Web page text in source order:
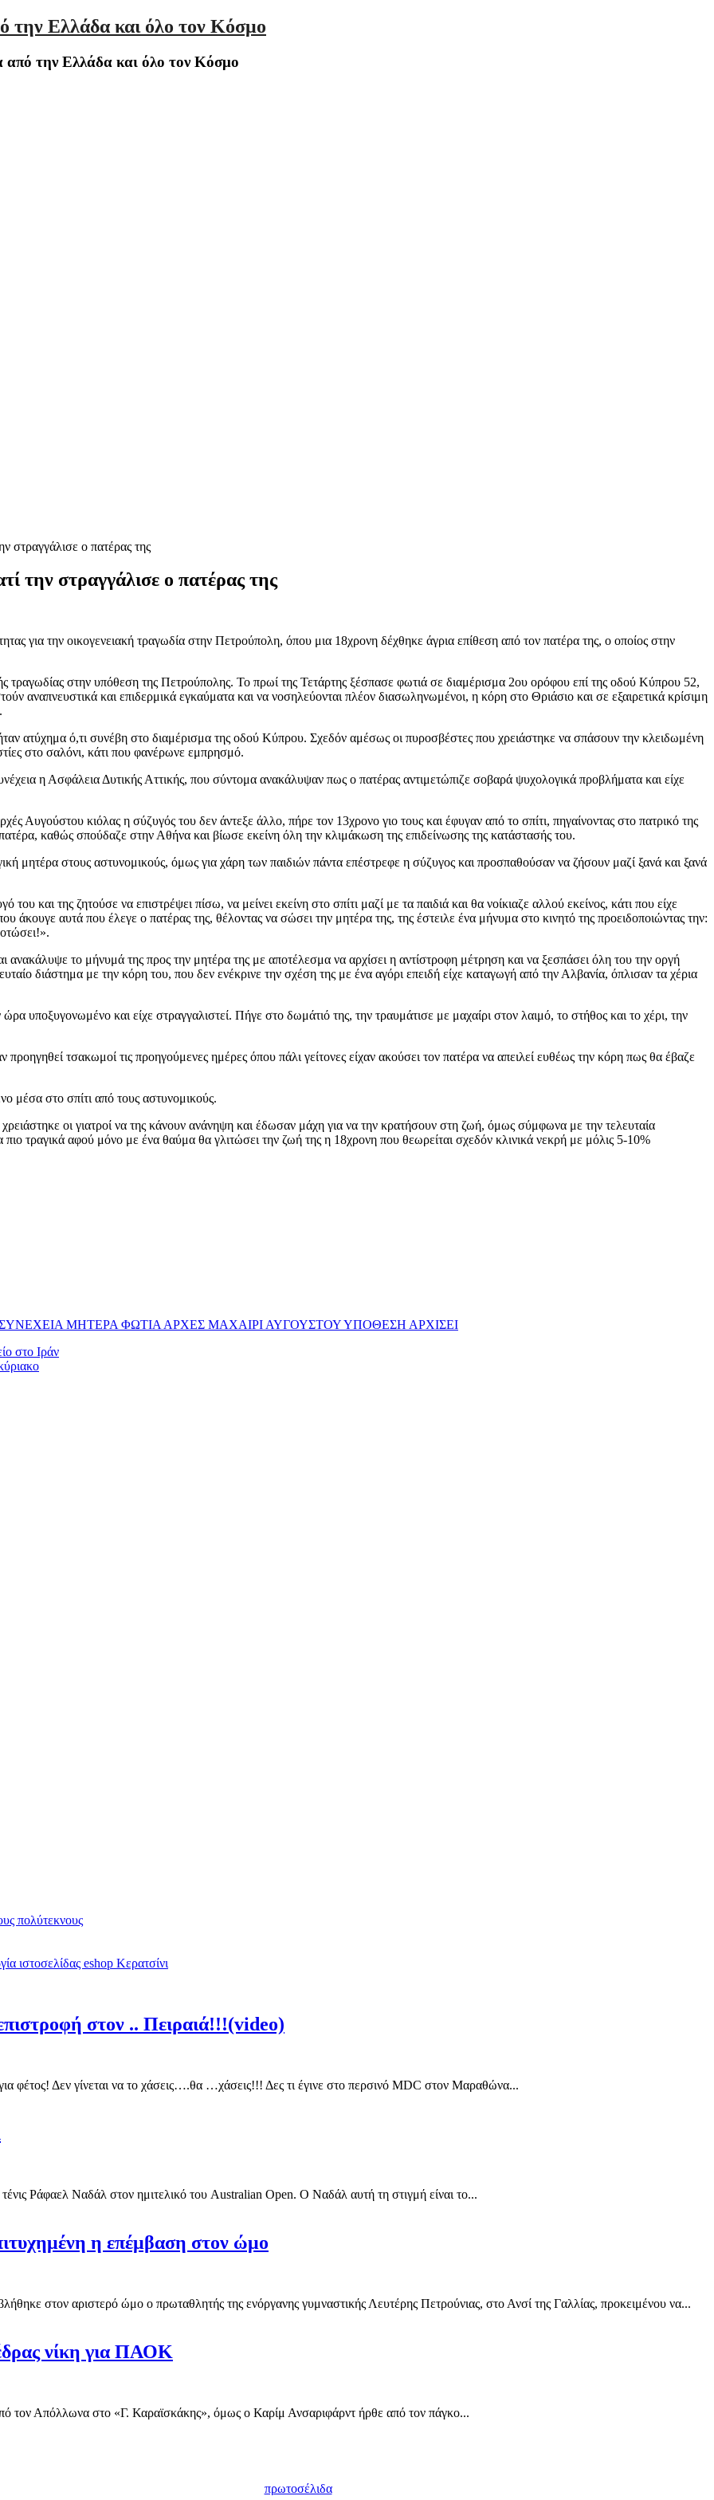
την Ελλάδα και όλο τον Κόσμο
από την Ελλάδα και όλο τον Κόσμο
στραγγάλισε o πατέρας της
την στραγγάλισε o πατέρας της
για την οικογενειακή τραγωδία στην Πετρούπολη, όπου μια 18χρονη δέχθηκε άγρια επίθεση από τον πατέρα της, ο οποίος στην
τραγωδίας στην υπόθεση της Πετρούπολης. Το πρωί της Τετάρτης ξέσπασε φωτιά σε διαμέρισμα 2ου ορόφου επί της οδού Κύπρου 52,
αναπνευστικά και επιδερμικά εγκαύματα και να νοσηλεύονται πλέον διασωληνωμένοι, η κόρη στο Θριάσιο και σε εξαιρετικά κρίσιμη
ατύχημα ό,τι συνέβη στο διαμέρισμα της οδού Κύπρου. Σχεδόν αμέσως οι πυροσβέστες που χρειάστηκε να σπάσουν την κλειδωμένη
στο σαλόνι, κάτι που φανέρωνε εμπρησμό.
η Ασφάλεια Δυτικής Αττικής, που σύντομα ανακάλυψαν πως ο πατέρας αντιμετώπιζε σοβαρά ψυχολογικά προβλήματα και είχε
Αυγούστου κιόλας η σύζυγός του δεν άντεξε άλλο, πήρε τον 13χρονο γιο τους και έφυγαν από το σπίτι, πηγαίνοντας στο πατρικό της
καθώς σπούδαζε στην Αθήνα και βίωσε εκείνη όλη την κλιμάκωση της επιδείνωσης της κατάστασής του.
μητέρα στους αστυνομικούς, όμως για χάρη των παιδιών πάντα επέστρεφε η σύζυγος και προσπαθούσαν να ζήσουν μαζί ξανά και ξανά
και της ζητούσε να επιστρέψει πίσω, να μείνει εκείνη στο σπίτι μαζί με τα παιδιά και θα νοίκιαζε αλλού εκείνος, κάτι που είχε
άκουγε αυτά που έλεγε ο πατέρας της, θέλοντας να σώσει την μητέρα της, της έστειλε ένα μήνυμα στο κινητό της προειδοποιώντας την:
ανακάλυψε το μήνυμά της προς την μητέρα της με αποτέλεσμα να αρχίσει η αντίστροφη μέτρηση και να ξεσπάσει όλη του την οργή
διάστημα με την κόρη του, που δεν ενέκρινε την σχέση της με ένα αγόρι επειδή είχε καταγωγή από την Αλβανία, όπλισαν τα χέρια
υποξυγονωμένο και είχε στραγγαλιστεί. Πήγε στο δωμάτιό της, την τραυμάτισε με μαχαίρι στον λαιμό, το στήθος και το χέρι, την
τσακωμοί τις προηγούμενες ημέρες όπου πάλι γείτονες είχαν ακούσει τον πατέρα να απειλεί ευθέως την κόρη πως θα έβαζε
μέσα στο σπίτι από τους αστυνομικούς.
οι γιατροί να της κάνουν ανάνηψη και έδωσαν μάχη για να την κρατήσουν στη ζωή, όμως σύμφωνα με την τελευταία
τραγικά αφού μόνο με ένα θαύμα θα γλιτώσει την ζωή της η 18χρονη που θεωρείται σχεδόν κλινικά νεκρή με μόλις 5-10%
ΜΗΤΕΡΑ ΦΩΤΙΑ ΑΡΧΕΣ ΜΑΧΑΙΡΙ ΑΥΓΟΥΣΤΟΥ ΥΠΟΘΕΣΗ ΑΡΧΙΣΕΙ
στο Ιράν
πολύτεκνους
ιστοσελίδας eshop Κερατσίνι
στον .. Πειραιά!!!(video)
φέτος! Δεν γίνεται να το χάσεις….θα …χάσεις!!! Δες τι έγινε στο περσινό MDC στον Μαραθώνα...
Ράφαελ Ναδάλ στον ημιτελικό του Australian Open. Ο Ναδάλ αυτή τη στιγμή είναι το...
η επέμβαση στον ώμο
στον αριστερό ώμο ο πρωταθλητής της ενόργανης γυμναστικής Λευτέρης Πετρούνιας, στο Ανσί της Γαλλίας, προκειμένου να...
νίκη για ΠΑΟΚ
τον Απόλλωνα στο «Γ. Καραϊσκάκης», όμως ο Καρίμ Ανσαριφάρντ ήρθε από τον πάγκο...
πρωτοσέλιδα